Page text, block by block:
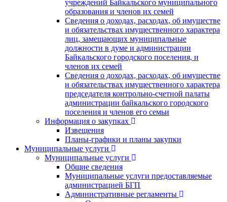
учреждений Байкальского муниципального
образования и членов их семей
Сведения о доходах, расходах, об имуществе
и обязательствах имущественного характера
лиц, замещающих муниципальные
должности в думе и администрации
Байкальского городского поселения, и
членов их семей
Сведения о доходах, расходах, об имуществе
и обязательствах имущественного характера
председателя контрольно-счетной палаты
администрации байкальского городского
поселения и членов его семьи
Информация о закупках
Извещения
Планы-графики и планы закупки
Муниципальные услуги
Муниципальные услуги
Общие сведения
Муниципальные услуги предоставляемые
администрацией БГП
Административные регламенты